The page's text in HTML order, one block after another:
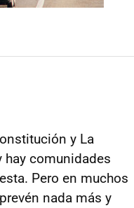
y La
comunidades
Pero en muchos
nada más y